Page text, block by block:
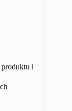
i